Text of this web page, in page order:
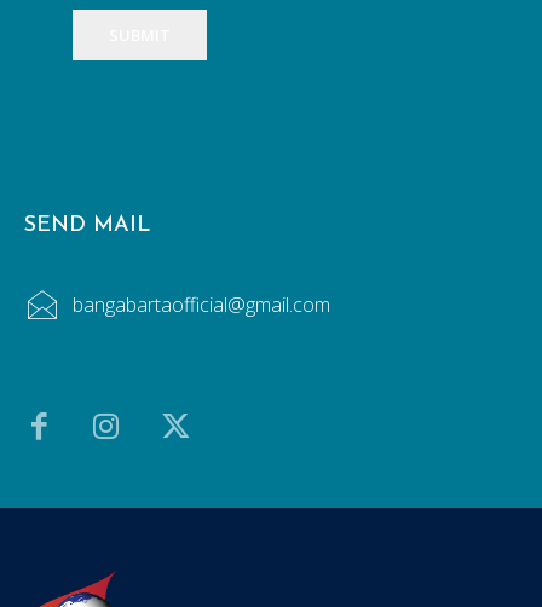
SEND MAIL
bangabartaofficial@gmail.com